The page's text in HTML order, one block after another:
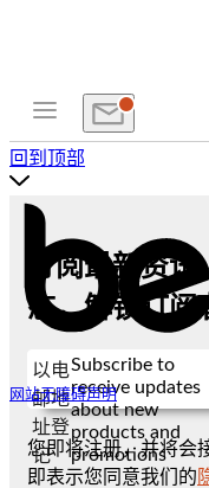
网站无障碍声明
回到顶部
订阅最新资
态，解锁订阅
以电
邮地
址登
记
Subscribe to
receive updates
about new
products and
promotions
您即将注册，并将会
即表示您同意我们的